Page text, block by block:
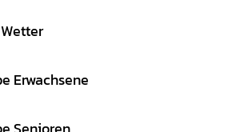
Erwachsene